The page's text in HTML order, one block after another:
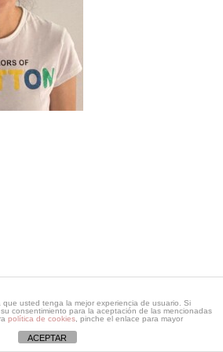
Ntra. Sra. de los Desamparados | Todos
Diseñado porColegionsdesamparados
Política de Privacidad
que usted tenga la mejor experiencia de usuario. Si
consentimiento para la aceptación de las mencionadas
política de cookies , pinche el enlace para mayor
ACEPTAR